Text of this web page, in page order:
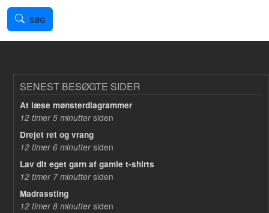
SØG
SENEST BESØGTE SIDER
At læse mønsterdiagrammer
12 timer 5 minuttersiden
Drejet ret og vrang
12 timer 6 minuttersiden
Lav dit eget garn af gamle t-shirts
12 timer 7 minuttersiden
Madrassting
12 timer 8 minuttersiden